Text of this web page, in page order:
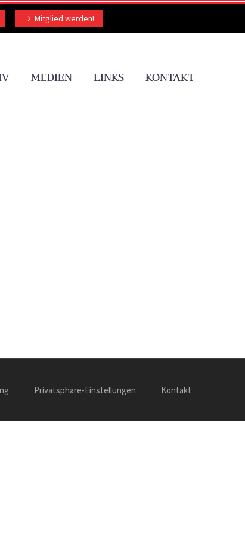
Mitglied werden!
MEDIEN LINKS KONTAKT
Privatsphäre-Einstellungen Kontakt